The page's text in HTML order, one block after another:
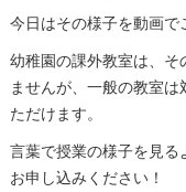
今日はその様子を動画で
幼稚園の課外教室は、
ませんが、一般の教室
ただけます。
言葉で授業の様子を見
お申し込みください！